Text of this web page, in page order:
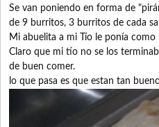
Se van poniendo en forma de
de 9 burritos, 3 burritos de cada
Mi abuelita a mi Tío le ponía
Claro que mi tío no se los
de buen comer.
lo que pasa es que estan tan